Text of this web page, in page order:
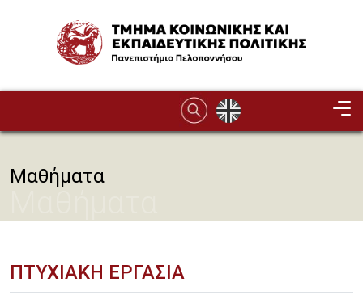
Image
Μαθήματα
ΠΤΥΧΙΑΚΗ ΕΡΓΑΣΙΑ